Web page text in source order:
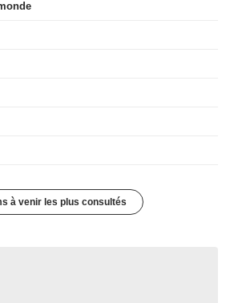
à venir les plus consultés